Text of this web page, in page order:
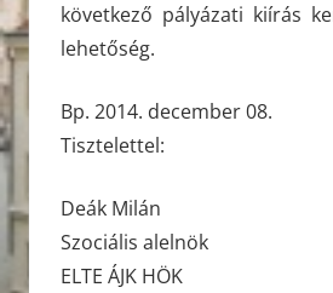
következő pályázati kiírás
lehetőség.
Bp. 2014. december 08.
Tisztelettel:
Deák Milán
Szociális alelnök
ELTE ÁJK HÖK